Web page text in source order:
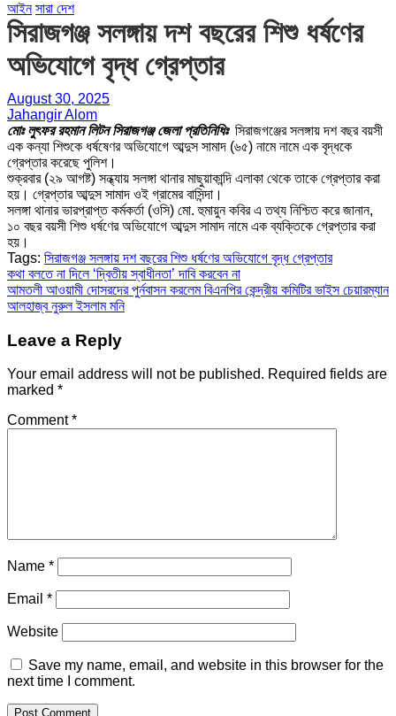
আইন সারা দেশ
সিরাজগঞ্জ সলঙ্গায় দশ বছরের শিশু ধর্ষণের
অভিযোগে বৃদ্ধ গ্রেপ্তার
August 30, 2025
Jahangir Alom
মোঃ লুৎফর রহমান লিটন সিরাজগঞ্জ জেলা প্রতিনিধিঃ সিরাজগঞ্জের সলঙ্গায় দশ বছর বয়সী
এক কন্যা শিশুকে ধর্ষষেণর অভিযোগে আব্দুস সামাদ (৬৫) নামে নামে এক বৃদ্ধকে
গ্রেপ্তার করেছে পুলিশ।
শুক্রবার (২৯ আগষ্ট) সন্ধ্যায় সলঙ্গা থানার মাছুয়াকান্দি এলাকা থেকে তাকে গ্রেপ্তার করা
হয়। গ্রেপ্তার আব্দুস সামাদ ওই গ্রামের বাসিন্দা।
সলঙ্গা থানার ভারপ্রাপ্ত কর্মকর্তা (ওসি) মো. হুমায়ুন কবির এ তথ্য নিশ্চিত করে জানান,
১০ বছর বয়সী শিশু ধর্ষণের অভিযোগে আব্দুস সামাদ নামে এক ব্যক্তিকে গ্রেপ্তার করা
হয়।
Tags: সিরাজগঞ্জ সলঙ্গায় দশ বছরের শিশু ধর্ষণের অভিযোগে বৃদ্ধ গ্রেপ্তার
Post
navigation
কথা বলতে না দিলে ‘দ্বিতীয় স্বাধীনতা’ দাবি করবেন না
আমতলী আওয়ামী দোসরদের পুর্নবাসন করলেম বিএনপির কেন্দ্রীয় কমিটির ভাইস চেয়ারম্যান
আলহাজ্ব নুরুল ইসলাম মনি
Leave a Reply
Your email address will not be published. Required fields are
marked *
Comment*
Name *
Email *
Website
Save my name, email, and website in this browser for the
next time I comment.